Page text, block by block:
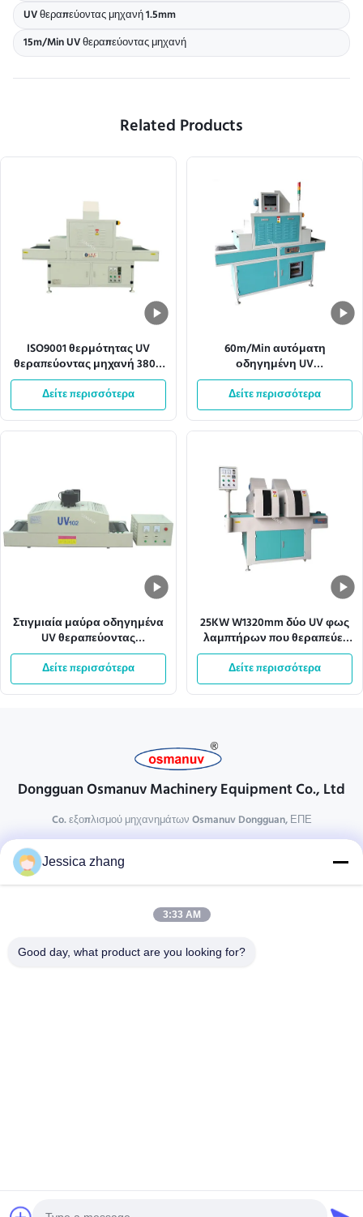
UV θεραπεύοντας μηχανή 1.5mm
15m/Min UV θεραπεύοντας μηχανή
Related Products
ISO9001 θερμότητας UV
θεραπεύοντας μηχανή 380V
50HZ μεταφορέων
διασκεδασμού ελαφριά
Δείτε περισσότερα
60m/Min αυτόματη
οδηγημένη UV
θεραπεύοντας μηχανή
360mm πλάτος πλέγματος
μεταφορέων
Δείτε περισσότερα
Στιγμιαία μαύρα οδηγημένα
UV θεραπεύοντας
συστήματα μεταφορέων
2.15KW 13m/Min
Δείτε περισσότερα
25KW W1320mm δύο UV φως
λαμπτήρων που θεραπεύει
τα συστήματα μεταφορέων
μηχανών
Δείτε περισσότερα
Dongguan Osmanuv Machinery Equipment Co., Ltd
Co. εξοπλισμού μηχανημάτων Osmanuv Dongguan, ΕΠΕ
28 δεύτερος ο βιομηχανικός, wei Liu chong, Wanjiang,
DongGuan, Guangdong, Κίνα
osmanuv@hotmail.com
Copyright © 2021-2026 Dongguan Osmanuv Machinery Equipment Co., Ltd.
Jessica zhang
3:33 AM
Good day, what product are you looking for?